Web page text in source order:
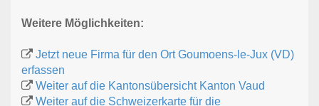
Weitere Möglichkeiten:
Jetzt neue Firma für den Ort Goumoens-le-Jux (VD)
erfassen
Weiter auf die Kantonsübersicht Kanton Vaud
Weiter auf die Schweizerkarte für die